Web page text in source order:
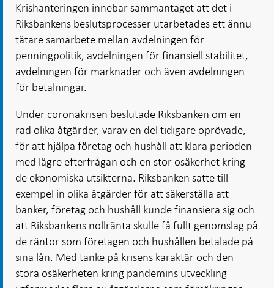
Krishanteringen innebar sammantaget att det i
Riksbankens beslutsprocesser utarbetades ett ännu
tätare samarbete mellan avdelningen för
penningpolitik, avdelningen för finansiell stabilitet,
avdelningen för marknader och även avdelningen
för betalningar.
Under coronakrisen beslutade Riksbanken om en
rad olika åtgärder, varav en del tidigare oprövade,
för att hjälpa företag och hushåll att klara perioden
med lägre efterfrågan och en stor osäkerhet kring
de ekonomiska utsikterna. Riksbanken satte till
exempel in olika åtgärder för att säkerställa att
banker, företag och hushåll kunde finansiera sig och
att Riksbankens nollränta skulle få fullt genomslag på
de räntor som företagen och hushållen betalade på
sina lån. Med tanke på krisens karaktär och den
stora osäkerheten kring pandemins utveckling